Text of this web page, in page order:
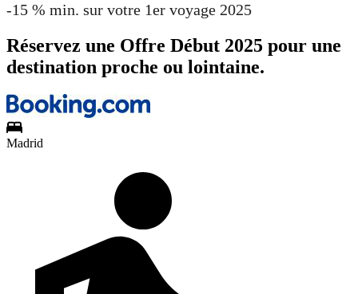
-15 % min. sur votre 1er voyage 2025
Réservez une Offre Début 2025 pour une
destination proche ou lointaine.
Madrid